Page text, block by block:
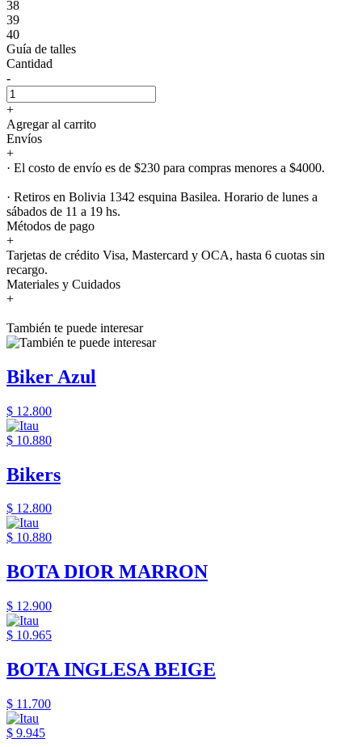
38
39
40
Guía de talles
Cantidad
-
+
Agregar al carrito
Envíos
+
· El costo de envío es de $230 para compras menores a $4000.
· Retiros en Bolivia 1342 esquina Basilea. Horario de lunes a
sábados de 11 a 19 hs.
Métodos de pago
+
Tarjetas de crédito Visa, Mastercard y OCA, hasta 6 cuotas sin
recargo.
Materiales y Cuidados
+
También te puede interesar
Biker Azul
$ 12.800
$ 10.880
Bikers
$ 12.800
$ 10.880
BOTA DIOR MARRON
$ 12.900
$ 10.965
BOTA INGLESA BEIGE
$ 11.700
$ 9.945